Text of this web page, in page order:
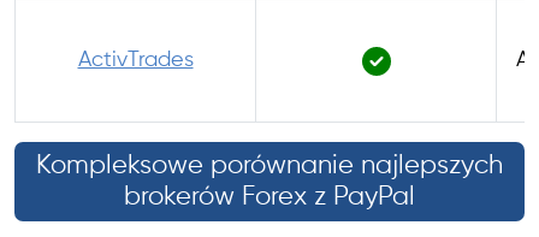
ActivTrades
Kompleksowe porównanie najlepszych
brokerów Forex z PayPal